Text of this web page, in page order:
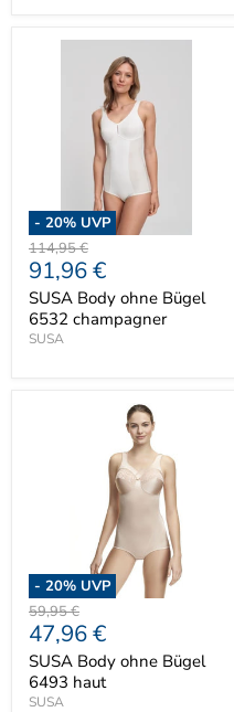
- 20% UVP
Ursprünglicher
Preis
114,95 €
Aktueller
Preis
91,96 €
SUSA Body ohne Bügel
6532 champagner
SUSA
- 20% UVP
Ursprünglicher
Preis
59,95 €
Aktueller
Preis
47,96 €
SUSA Body ohne Bügel
6493 haut
SUSA